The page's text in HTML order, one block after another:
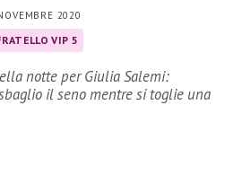
2020
VIP 5
notte per Giulia Salemi:
il seno mentre si toglie una